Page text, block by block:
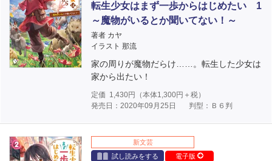
転生少女はまず一歩からはじめたい 1
～魔物がいるとか聞いてない！～
著者 カヤ
イラスト 那流
家の周りが魔物だらけ……。転生した少女は
家から出たい！
定価 1,430円（本体1,300円＋税）
発売日：2020年09月25日
判型：Ｂ６判
新文芸
試し読みをする
電子版